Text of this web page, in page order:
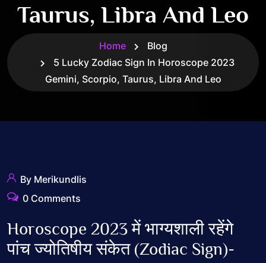
Taurus, Libra And Leo
Home
Blog
5 Lucky Zodiac Sign In Horoscope 2023
Gemini, Scorpio, Taurus, Libra And Leo
By Merikundlis
0 Comments
Horoscope 2023 में भाग्यशाली रहेंगे
पांच ज्योतिषीय संकेत (Zodiac Sign)-